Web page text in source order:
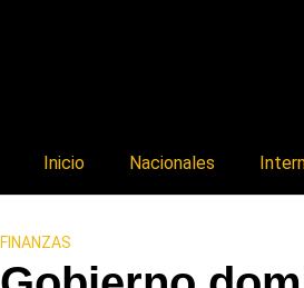
Inicio Nacionales
FINANZAS